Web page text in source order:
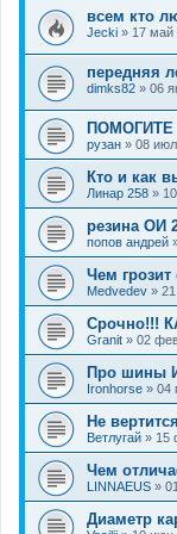
всем кто
Jecki » 17 май
передняя
dimks82 » 06
ПОМОГИТЕ
рузан » 08
Кто и как
Линар 258 »
резина ОИ
попов андрей
Чем
Medvedev »
Срочно!!!
Granit » 02
Про шины
Ironhorse » 04
Не
Ветлугай » 15
Чем
LINNAEUS »
Диаметр